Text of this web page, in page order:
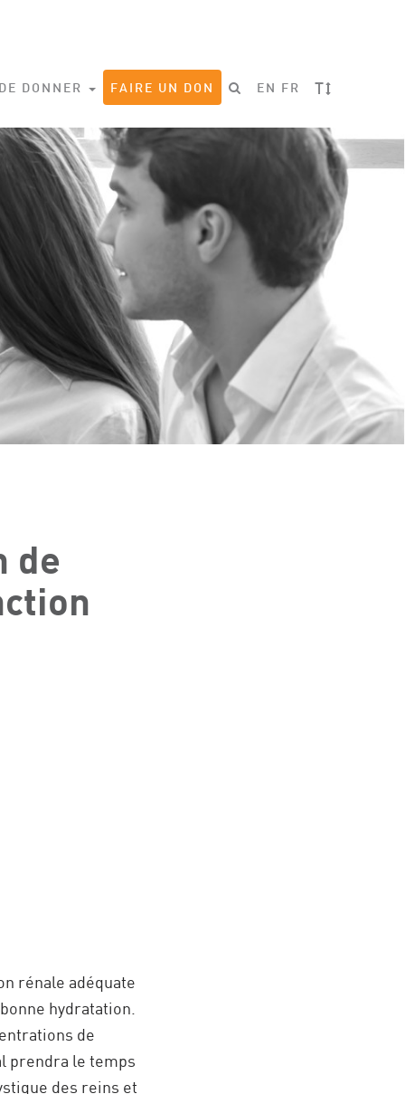
DONNER FAIRE UN DON EN FR T
de
rénale adéquate
hydratation.
de
prendra le temps
des reins et